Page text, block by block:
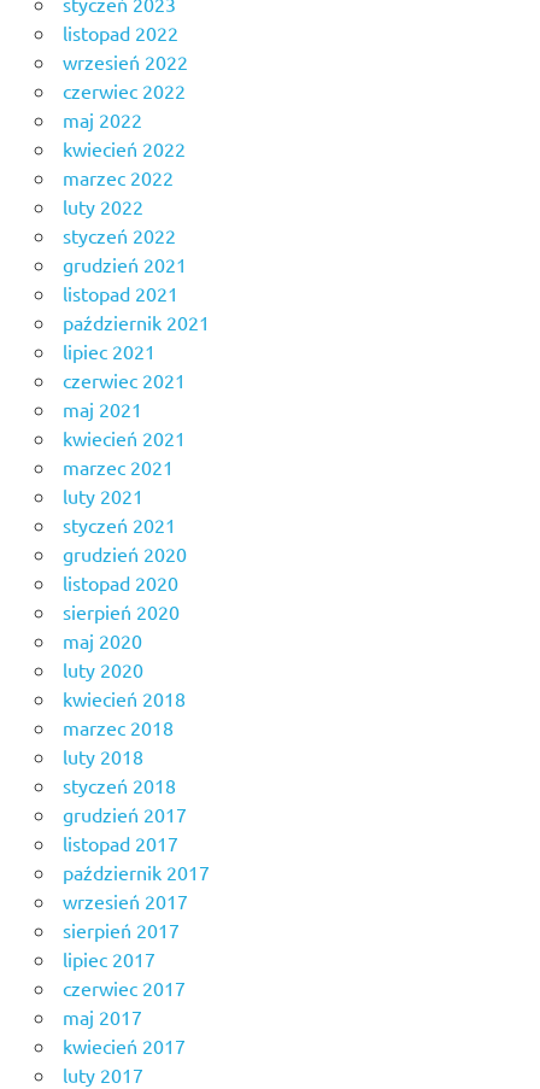
listopad 2022
wrzesień 2022
czerwiec 2022
maj 2022
kwiecień 2022
marzec 2022
luty 2022
styczeń 2022
grudzień 2021
listopad 2021
październik 2021
lipiec 2021
czerwiec 2021
maj 2021
kwiecień 2021
marzec 2021
luty 2021
styczeń 2021
grudzień 2020
listopad 2020
sierpień 2020
maj 2020
luty 2020
kwiecień 2018
marzec 2018
luty 2018
styczeń 2018
grudzień 2017
listopad 2017
październik 2017
wrzesień 2017
sierpień 2017
lipiec 2017
czerwiec 2017
maj 2017
kwiecień 2017
luty 2017